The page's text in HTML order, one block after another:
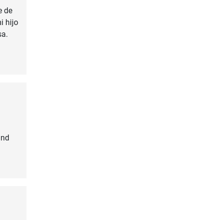
de
hijo